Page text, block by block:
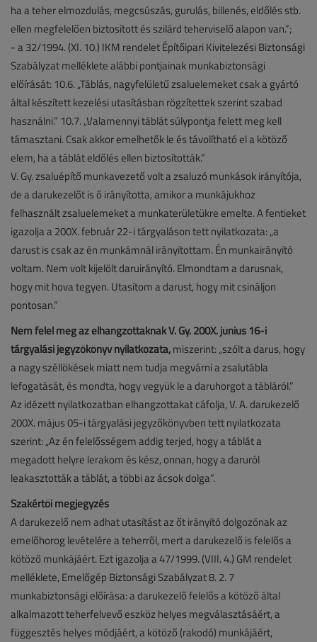
ha a teher elmozdulás, megcsúszás, gurulás, billenés, eldőlés stb.
ellen megfelelően biztosított és szilárd teherviselő alapon van.”;
- a 32/1994. (XI. 10.) IKM rendelet Építőipari Kivitelezési Biztonsági
Szabályzat melléklete alábbi pontjainak munkabiztonsági
előírását: 10.6. „Táblás, nagyfelületű zsaluelemeket csak a gyártó
által készített kezelési utasításban rögzítettek szerint szabad
használni.” 10.7. „Valamennyi táblát súlypontja felett meg kell
támasztani. Csak akkor emelhetők le és távolítható el a kötöző
elem, ha a táblát eldőlés ellen biztosították.”
V. Gy. zsaluépítő munkavezető volt a zsaluzó munkások irányítója,
de a darukezelőt is ő irányította, amikor a munkájukhoz
felhasznált zsaluelemeket a munkaterületükre emelte. A fentieket
igazolja a 200X. február 22-i tárgyaláson tett nyilatkozata: „a
darust is csak az én munkámnál irányítottam. Én munkairányító
voltam. Nem volt kijelölt daruirányító. Elmondtam a darusnak,
hogy mit hova tegyen. Utasítom a darust, hogy mit csináljon
pontosan.”
Nem felel meg az elhangzottaknak V. Gy. 200X. június 16-i
tárgyalási jegyzőkönyv nyilatkozata,miszerint: „szólt a darus, hogy
a nagy széllökések miatt nem tudja megvárni a zsalutábla
lefogatását, és mondta, hogy vegyük le a daruhorgot a tábláról.”
Az idézett nyilatkozatban elhangzottakat cáfolja, V. A. darukezelő
200X. május 05-i tárgyalási jegyzőkönyvben tett nyilatkozata
szerint: „Az én felelősségem addig terjed, hogy a táblát a
megadott helyre lerakom és kész, onnan, hogy a daruról
leakasztották a táblát, a többi az ácsok dolga”.
Szakértői megjegyzés
A darukezelő nem adhat utasítást az őt irányító dolgozónak az
emelőhorog levételére a teherről, mert a darukezelő is felelős a
kötöző munkájáért. Ezt igazolja a 47/1999. (VIII. 4.) GM rendelet
melléklete, Emelőgép Biztonsági Szabályzat 8. 2. 7
munkabiztonsági előírása: a darukezelő felelős a kötöző által
alkalmazott teherfelvevő eszköz helyes megválasztásáért, a
függesztés helyes módjáért, a kötöző (rakodó) munkájáért,